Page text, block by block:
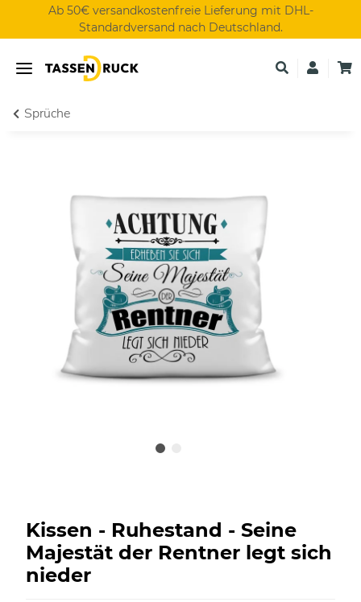
Ab 50€ versandkostenfreie Lieferung mit DHL-
Standardversand nach Deutschland.
Sprüche
Kissen - Ruhestand - Seine
Majestät der Rentner legt sich
nieder